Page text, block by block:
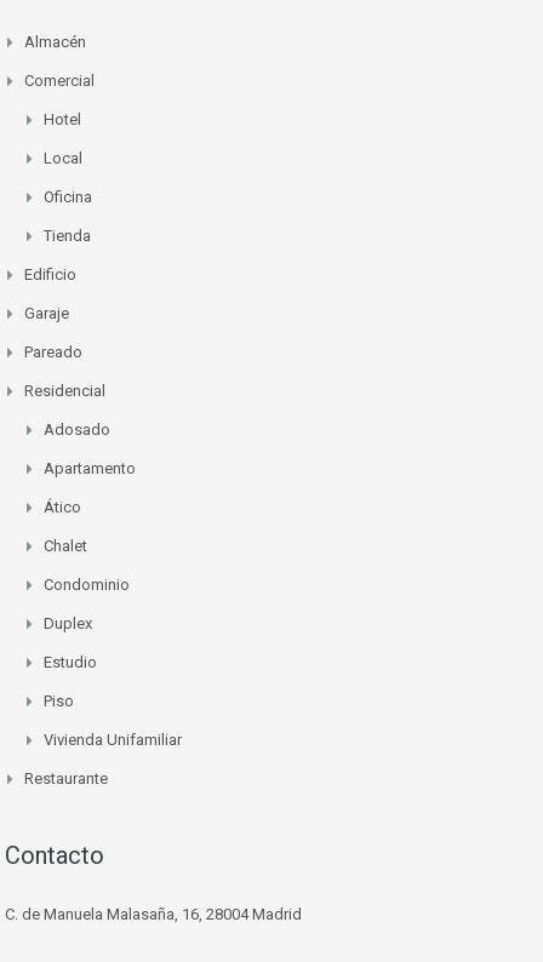
Almacén
Comercial
Hotel
Local
Oficina
Tienda
Edificio
Garaje
Pareado
Residencial
Adosado
Apartamento
Ático
Chalet
Condominio
Duplex
Estudio
Piso
Vivienda Unifamiliar
Restaurante
Contacto
C. de Manuela Malasaña, 16, 28004 Madrid